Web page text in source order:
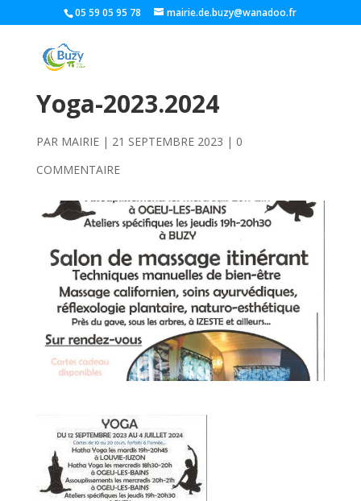
05 59 05 95 78 mairie.de.buzy@wanadoo.fr
Yoga-2023.2024
PAR MAIRIE| 21 SEPTEMBRE 2023 | 0
COMMENTAIRE